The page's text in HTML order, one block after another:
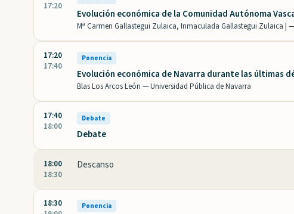
17:20
Evolución económica de la Comunidad Autónoma
Mª Carmen Gallastegui Zulaica, Inmaculada Gallastegui Zulaica | —
17:20
17:40
Ponencia
Evolución económica de Navarra durante las últimas
Blas Los Arcos León —Universidad Pública de Navarra
17:40
18:00
Debate
Debate
18:00
18:30
Descanso
18:30
Ponencia